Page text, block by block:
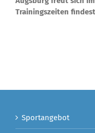
Trainingszeiten
Sportangebot